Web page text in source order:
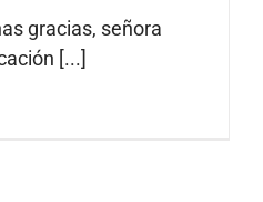
gracias, señora
[...]